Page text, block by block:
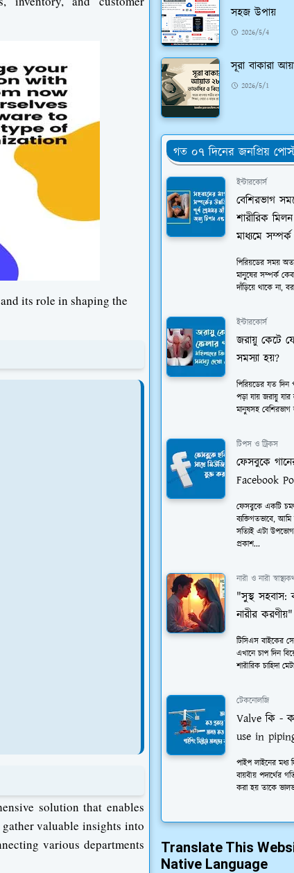
its role in shaping the
solution that enables
gather valuable insights into
various departments
সহজ উপায়
2026/5/4
সূরা বাকারা
2026/5/1
গত ০৭ দিনের জনপ্রিয়
ইন্টারকোর্স
বেশিরভাগ
শারীরিক
মাধ্যমে
পিরিয়ডের সময়
মানুষের সম্পর্ক
দাঁড়িয়ে থাকে না,
ইন্টারকোর্স
জরায়ু কেটে
সমস্যা হয়?
পিরিয়ডের যত
পড়া যায় জরায়ু যার
মানুষসহ বেশিরভাগ
টিপস ও ট্রিকস
ফেসবুকে
Facebook
ফেসবুকে একটি
ব্যক্তিগতভাবে,
সত্যিই এটা
প্রকাশ...
নারী ও নারী
"সুস্থ
নারীর করণীয়"
টিসিএস বাইকের
এখানে চাপ দিন
শারীরিক চাহিদা
টেকনোলজি
Valve কি -
use in
পাইপ লাইনের মধ্য
বায়বীয় পদার্থের
করা হয় তাকে
Translate This
Native Language